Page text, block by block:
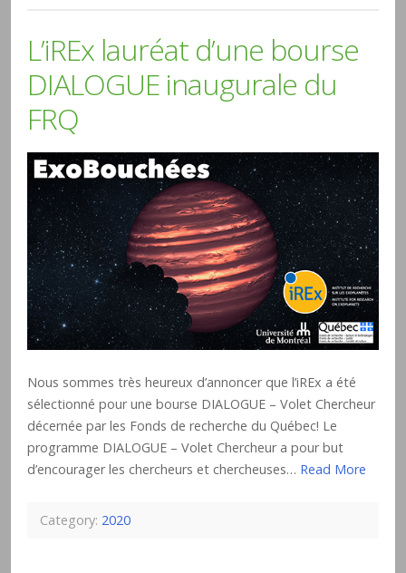
L’iREx lauréat d’une bourse
DIALOGUE inaugurale du
FRQ
Nous sommes très heureux d’annoncer que l’iREx a été
sélectionné pour une bourse DIALOGUE – Volet Chercheur
décernée par les Fonds de recherche du Québec! Le
programme DIALOGUE – Volet Chercheur a pour but
d’encourager les chercheurs et chercheuses… Read More
Category: 2020